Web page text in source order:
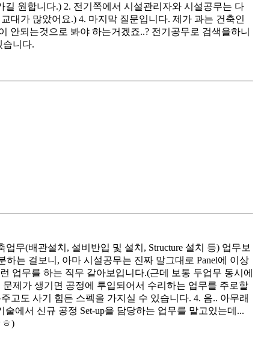
원합니다.) 2. 전기쪽에서 시설관리자와 시설공무는 다
대가 많았어요.) 4. 마지막 질문입니다. 제가 과는 건축인
안되는것으로 봐야 하는거겠죠..? 전기공무로 검색을하니
습니다.
무(배관설치, 설비반입 및 설치, Structure 설치 등) 업무보
는 걸보니, 아마 시설공무는 진짜 말그대로 Panel에 이상
업무를 하는 직무 같아보입니다.(근데 보통 두업무 동시에
제가 생기면 공정에 투입되어서 수리하는 업무를 주로할
고도 사기 힘든 스펙을 가지실 수 있습니다. 4. 음.. 아무래
에서 신규 공정 Set-up을 담당하는 업무를 맡고있는데...
)